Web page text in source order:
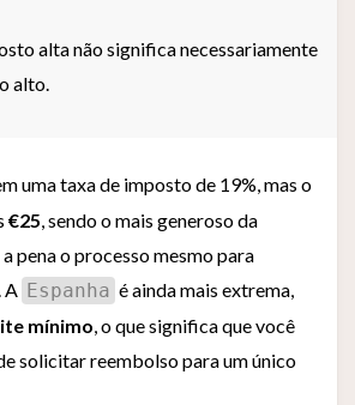
alta não significa necessariamente
alto.
uma taxa de imposto de 19%, mas o
€25 , sendo o mais generoso da
pena o processo mesmo para
A Espanha é ainda mais extrema,
mínimo , o que significa que você
solicitar reembolso para um único